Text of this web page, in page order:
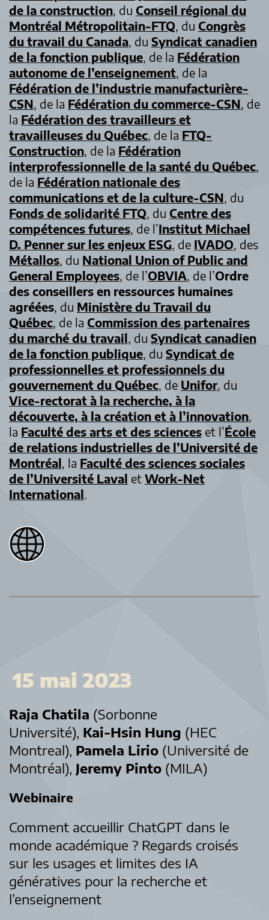
de la construction, du Conseil régional du
Montréal Métropolitain-FTQ, du Congrès
du travail du Canada, du Syndicat canadien
de la fonction publique, de la Fédération
autonome de l’enseignement, de la
Fédération de l’industrie manufacturière-
CSN, de la Fédération du commerce-CSN, de
la Fédération des travailleurs et
travailleuses du Québec, de la FTQ-
Construction, de la Fédération
interprofessionnelle de la santé du Québec,
de la Fédération nationale des
communications et de la culture-CSN, du
Fonds de solidarité FTQ, du Centre des
compétences futures, de l’Institut Michael
D. Penner sur les enjeux ESG, de IVADO, des
Métallos, du National Union of Public and
General Employees, de l’OBVIA, de l’Ordre
des conseillers en ressources humaines
agréées, du Ministère du Travail du
Québec, de la Commission des partenaires
du marché du travail, du Syndicat canadien
de la fonction publique, du Syndicat de
professionnelles et professionnels du
gouvernement du Québec, de Unifor, du
Vice-rectorat à la recherche, à la
découverte, à la création et à l’innovation,
la Faculté des arts et des sciences et l’École
de relations industrielles de l’Université de
Montréal, la Faculté des sciences sociales
de l’Université Laval et Work-Net
International.
15 mai 2023
Raja Chatila (Sorbonne
Université), Kai-Hsin Hung (HEC
Montreal), Pamela Lirio (Université de
Montréal), Jeremy Pinto (MILA)
Webinaire
Comment accueillir ChatGPT dans le
monde académique ? Regards croisés
sur les usages et limites des IA
génératives pour la recherche et
l’enseignement